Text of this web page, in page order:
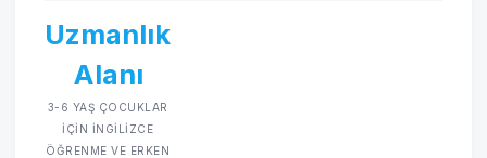
Uzmanlık
Alanı
3-6 YAŞ ÇOCUKLAR
IÇIN İNGILIZCE
ÖĞRENME VE ERKEN